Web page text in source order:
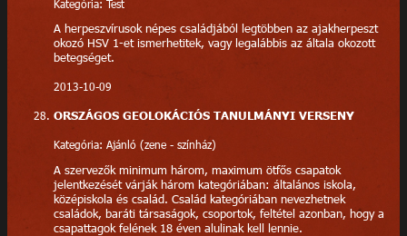
Kategória: Test
A herpeszvírusok népes családjából legtöbben az ajakherpeszt
okozó HSV 1-et ismerhetitek, vagy legalábbis az általa okozott
betegséget.
2013-10-09
ORSZÁGOS GEOLOKÁCIÓS TANULMÁNYI VERSENY
Kategória: Ajánló (zene - színház)
A szervezők minimum három, maximum ötfős csapatok
jelentkezését várják három kategóriában: általános iskola,
középiskola és család. Család kategóriában nevezhetnek
családok, baráti társaságok, csoportok, feltétel azonban, hogy a
csapattagok felének 18 éven alulinak kell lennie.